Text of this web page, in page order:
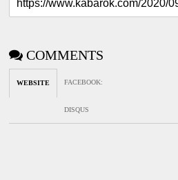
COMMENTS
WEBSITE FACEBOOK:
DISQUS